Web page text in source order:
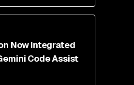
Now Integrated
Code Assist